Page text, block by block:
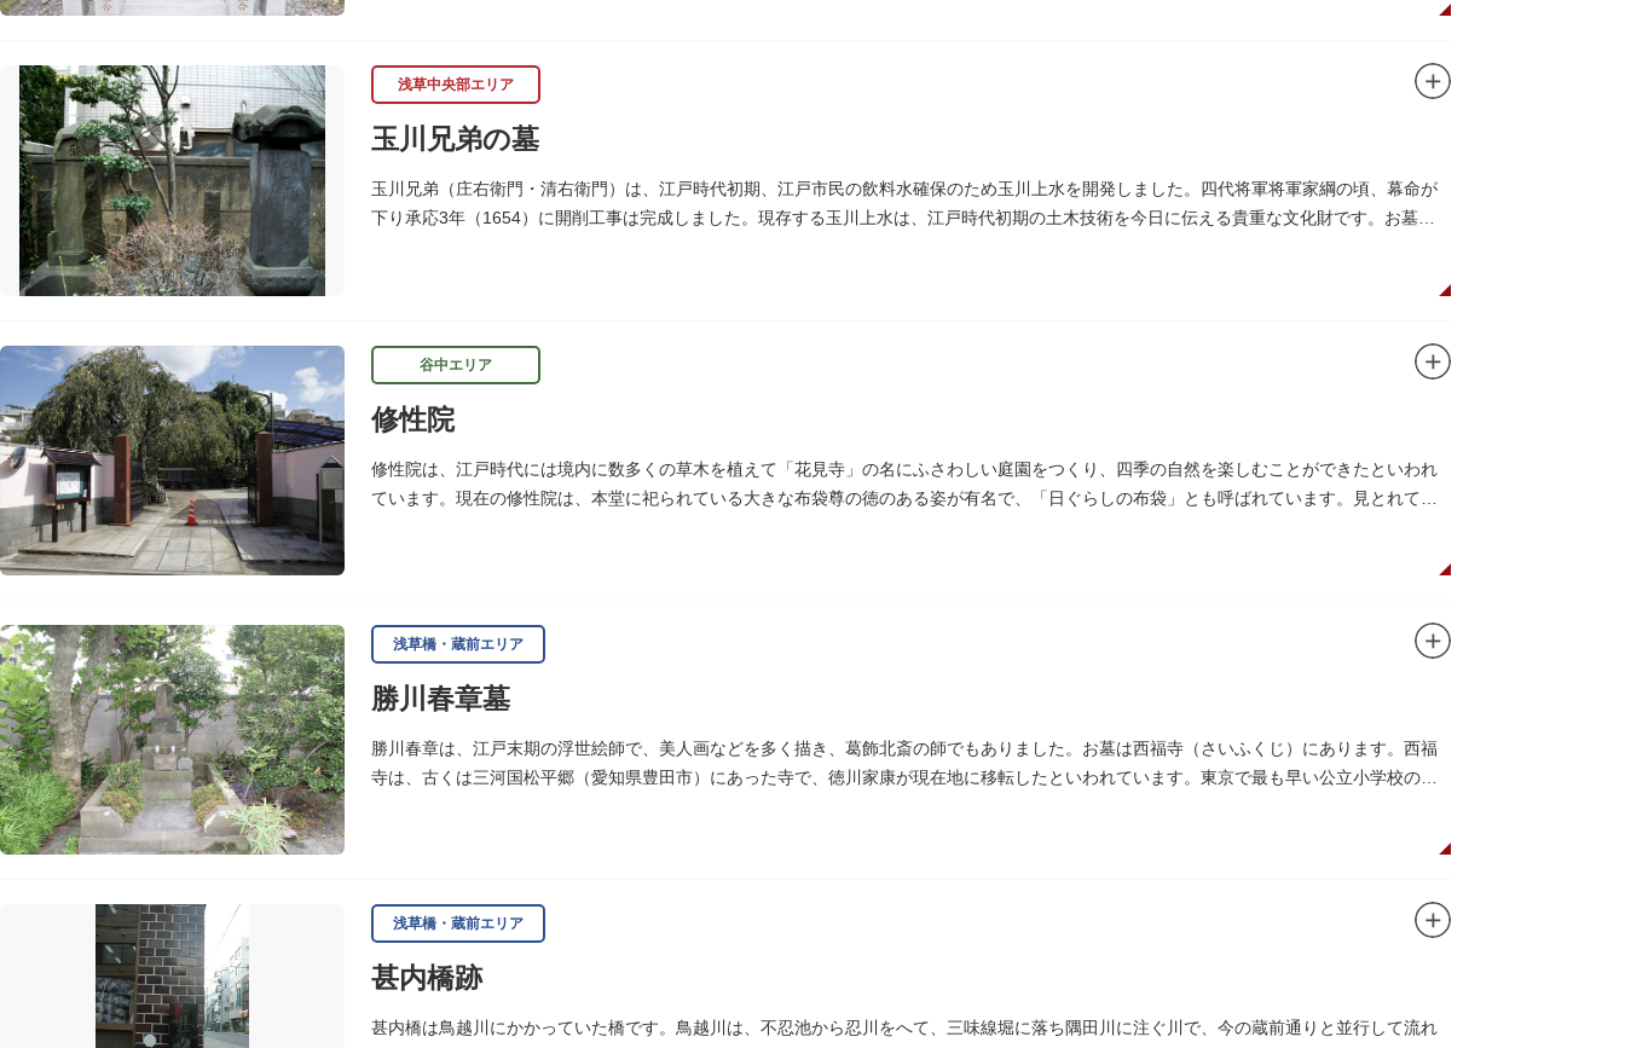
浅草中央部エリア
玉川兄弟の墓
玉川兄弟（庄右衛門・清右衛門）は、江戸時代初期、江戸市民の飲料水確保のため玉川上水を開発しました。四代将軍将軍家綱の頃、幕命が
下り承応3年（1654）に開削工事は完成しました。現存する玉川上水は、江戸時代初期の土木技術を今日に伝える貴重な文化財です。お墓は
谷中エリア
修性院
修性院は、江戸時代には境内に数多くの草木を植えて「花見寺」の名にふさわしい庭園をつくり、四季の自然を楽しむことができたといわれ
ています。現在の修性院は、本堂に祀られている大きな布袋尊の徳のある姿が有名で、「日ぐらしの布袋」とも呼ばれています。見とれてい
浅草橋・蔵前エリア
勝川春章墓
勝川春章は、江戸末期の浮世絵師で、美人画などを多く描き、葛飾北斎の師でもありました。お墓は西福寺（さいふくじ）にあります。西福
寺は、古くは三河国松平郷（愛知県豊田市）にあった寺で、徳川家康が現在地に移転したといわれています。東京で最も早い公立小学校の一
浅草橋・蔵前エリア
甚内橋跡
甚内橋は鳥越川にかかっていた橋です。鳥越川は、不忍池から忍川をへて、三味線堀に落ち隅田川に注ぐ川で、今の蔵前通りと並行して流れ